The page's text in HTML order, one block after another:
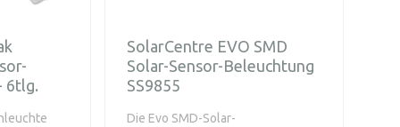
6tlg.
SolarCentre EVO SMD
Solar-Sensor-Beleuchtung
SS9855
Die Evo SMD-Solar-